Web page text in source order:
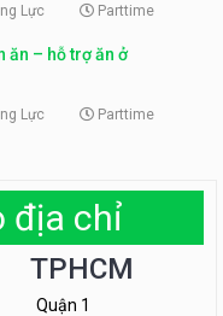
Lực Parttime
ăn – hỗ trợ ăn ở
Lực Parttime
địa chỉ
TPHCM
Quận 1